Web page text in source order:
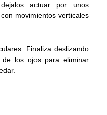
actuar por unos
movimientos verticales
Finaliza deslizando
los ojos para eliminar